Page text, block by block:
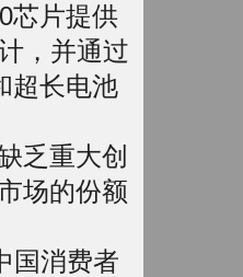
芯片提供
，并通过
超长电池
乏重大创
场的份额
消费者